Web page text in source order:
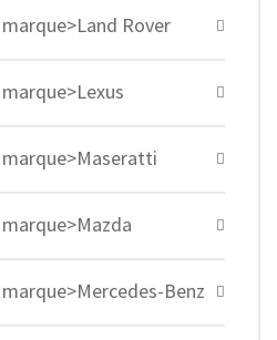
Rover
Benz